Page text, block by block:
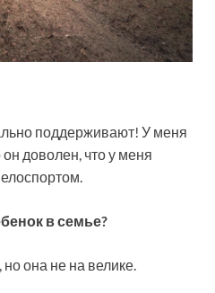
поддерживают! У меня
доволен, что у меня
в семье?
она не на велике.